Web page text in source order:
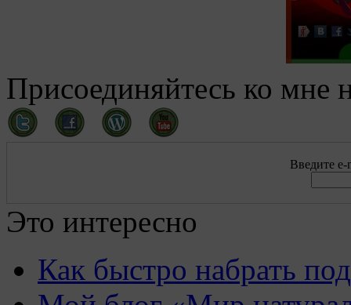
Присоединяйтесь ко мне
Введите e-
Это интересно
Как быстро набрать